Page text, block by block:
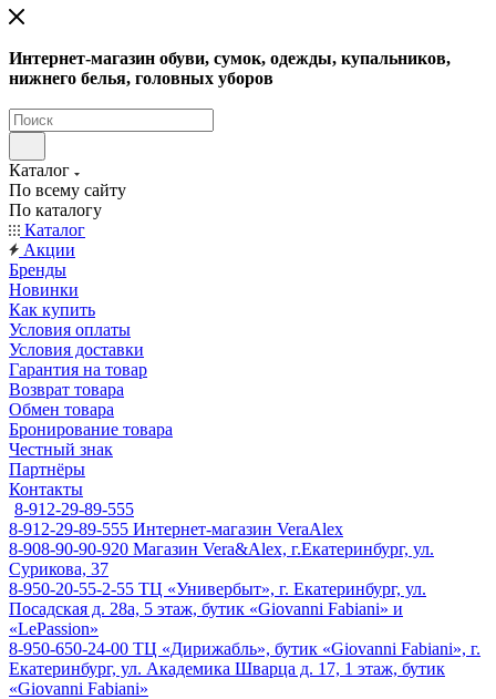
Интернет-магазин обуви, сумок, одежды, купальников,
нижнего белья, головных уборов
Каталог
По всему сайту
По каталогу
Каталог
Акции
Бренды
Новинки
Как купить
Условия оплаты
Условия доставки
Гарантия на товар
Возврат товара
Обмен товара
Бронирование товара
Честный знак
Партнёры
Контакты
8-912-29-89-555
8-912-29-89-555 Интернет-магазин VeraAlex
8-908-90-90-920 Магазин Vera&Alex, г.Екатеринбург, ул.
Сурикова, 37
8-950-20-55-2-55 ТЦ «Универбыт», г. Екатеринбург, ул.
Посадская д. 28а, 5 этаж, бутик «Giovanni Fabiani» и
«LePassion»
8-950-650-24-00 ТЦ «Дирижабль», бутик «Giovanni Fabiani», г.
Екатеринбург, ул. Академика Шварца д. 17, 1 этаж, бутик
«Giovanni Fabiani»